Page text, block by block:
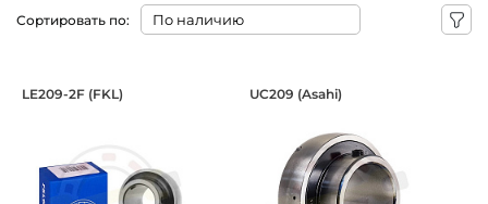
Сортировать по:
Подшипник 45х85х49,2/22 мм,
LE209-2F (FKL) Подшипник
UC209 (Asahi)